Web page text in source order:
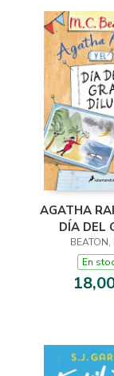
AGATHA
DÍA DEL
DILUVIO
RAISIN
BEATON,
En